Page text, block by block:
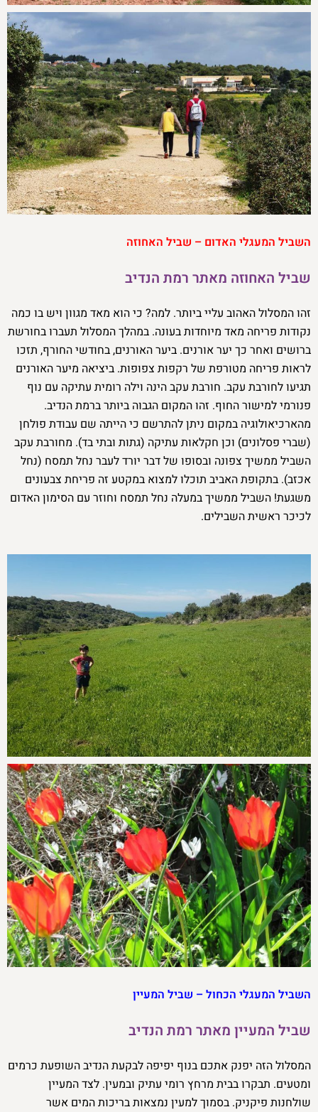
השביל המעגלי האדום – שביל האחוזה
שביל האחוזה מאתר רמת הנדיב
זהו המסלול האהוב עליי ביותר. למה? כי הוא מאד מגוון ויש בו כמה
נקודות פריחה מאד מיוחדות בעונה. במהלך המסלול תעברו בחורשת
ברושים ואחר כך יער אורנים. ביער האורנים, בחודשי החורף, תזכו
לראות פריחה מטורפת של רקפות צפופות. ביציאה מיער האורנים
תגיעו לחורבת עקב. חורבת עקב הינה וילה רומית עתיקה עם נוף
פנורמי למישור החוף. זהו המקום הגבוה ביותר ברמת הנדיב.
מהארכיאולוגיה במקום ניתן להתרשם כי הייתה שם עבודת פולחן
(שברי פסלונים) וכן חקלאות עתיקה (גתות ובתי בד). מחורבת עקב
השביל ממשיך צפונה ובסופו של דבר יורד לעבר נחל תמסח (נחל
אכזב). בתקופת האביב תוכלו למצוא במקטע זה פריחת צבעונים
משגעת! השביל ממשיך במעלה נחל תמסח וחוזר עם הסימון האדום
לכיכר ראשית השבילים.
השביל המעגלי הכחול – שביל המעיין
שביל המעיין מאתר רמת הנדיב
המסלול הזה יפנק אתכם בנוף יפיפה לבקעת הנדיב השופעת כרמים
ומטעים. תבקרו בבית מרחץ רומי עתיק ובמעין. לצד המעיין
שולחנות פיקניק. בסמוך למעין נמצאות בריכות המים אשר